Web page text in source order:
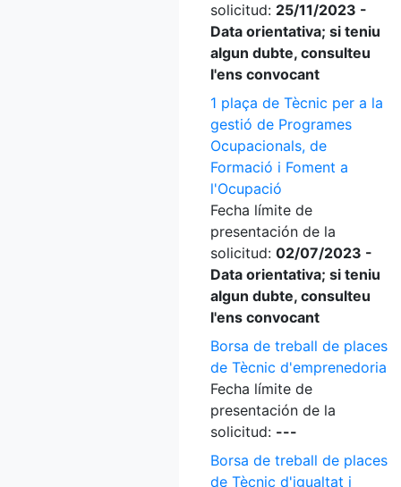
solicitud: 25/11/2023 -
Data orientativa; si teniu
algun dubte, consulteu
l'ens convocant
1 plaça de Tècnic per a la
gestió de Programes
Ocupacionals, de
Formació i Foment a
l'Ocupació
Fecha límite de
presentación de la
solicitud: 02/07/2023 -
Data orientativa; si teniu
algun dubte, consulteu
l'ens convocant
Borsa de treball de places
de Tècnic d'emprenedoria
Fecha límite de
presentación de la
solicitud: ---
Borsa de treball de places
de Tècnic d'igualtat i